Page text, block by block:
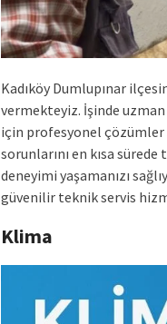
Kadıköy Dumlupınar
vermekteyiz. İşinde
için profesyonel
sorunlarını en kısa
deneyimi yaşamanızı
güvenilir teknik servis
Klima